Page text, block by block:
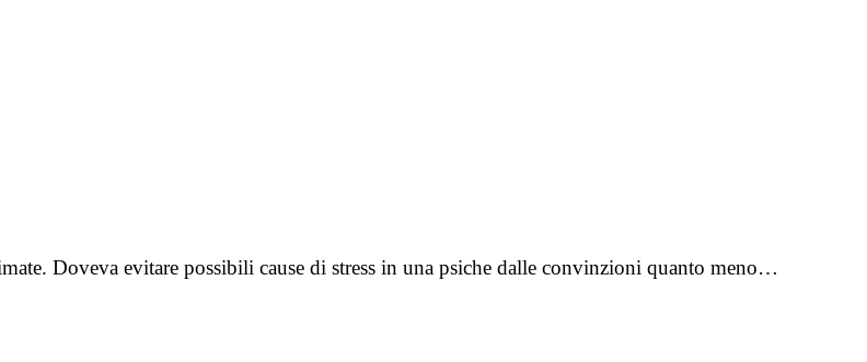
Doveva evitare possibili cause di stress in una psiche dalle convinzioni quanto meno…